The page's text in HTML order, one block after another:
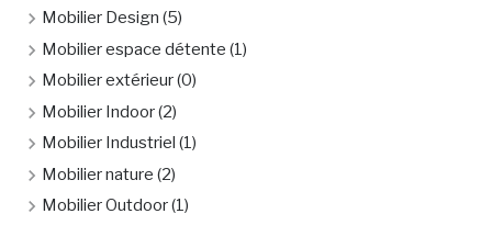
Mobilier Design (5)
Mobilier espace détente (1)
Mobilier extérieur(0)
Mobilier Indoor(2)
Mobilier Industriel (1)
Mobilier nature (2)
Mobilier Outdoor(1)